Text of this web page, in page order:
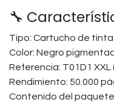
🔧
Tipo: Cartucho de
Color: Negro
Referencia: T01D1 XXL
Rendimiento: 50.000
Contenido del